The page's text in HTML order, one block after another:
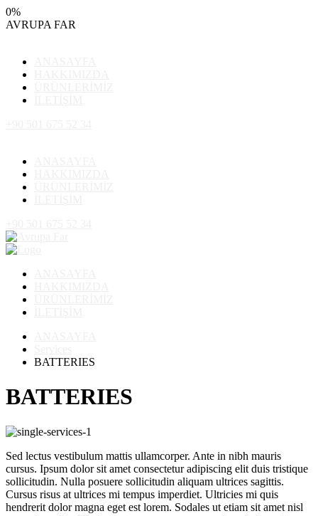
0%
AVRUPA FAR
BATTERIES
BATTERIES
Sed lectus vestibulum mattis ullamcorper. Ante in nibh mauris
cursus. Ipsum dolor sit amet consectetur adipiscing elit duis tristique
sollicitudin. Nulla posuere sollicitudin aliquam ultrices sagittis.
Cursus risus at ultrices mi tempus imperdiet. Ultricies mi quis
hendrerit dolor magna eget est lorem. Sodales ut etiam sit amet nisl